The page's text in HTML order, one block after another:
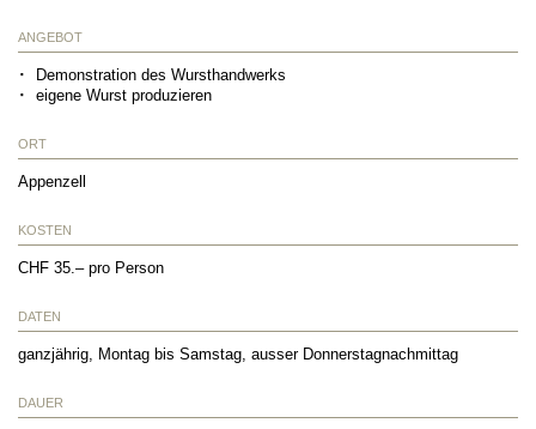
ANGEBOT
Demonstration des Wursthandwerks
eigene Wurst produzieren
ORT
Appenzell
KOSTEN
CHF 35.– pro Person
DATEN
ganzjährig, Montag bis Samstag, ausser Donnerstagnachmittag
DAUER